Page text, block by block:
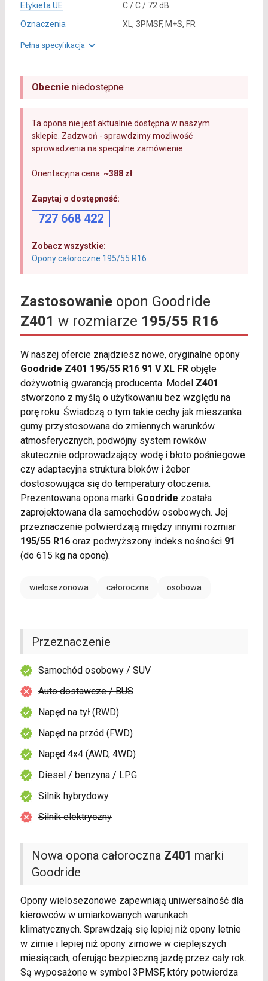
Etykieta UE
C / C / 72 dB
Oznaczenia
XL, 3PMSF, M+S, FR
Pełna specyfikacja
Obecnie niedostępne
Ta opona nie jest aktualnie dostępna w naszym
sklepie. Zadzwoń - sprawdzimy możliwość
sprowadzenia na specjalne zamówienie.
Orientacyjna cena: ~388 zł
Zapytaj o dostępność:
727 668 422
Zobacz wszystkie:
Opony całoroczne 195/55 R16
Zastosowanieopon Goodride
Z401 w rozmiarze 195/55 R16
W naszej ofercie znajdziesz nowe, oryginalne opony
Goodride Z401 195/55 R16 91 V XL FRobjęte
dożywotnią gwarancją producenta. Model Z401
stworzono z myślą o użytkowaniu bez względu na
porę roku. Świadczą o tym takie cechy jak mieszanka
gumy przystosowana do zmiennych warunków
atmosferycznych, podwójny system rowków
skutecznie odprowadzający wodę i błoto pośniegowe
czy adaptacyjna struktura bloków i żeber
dostosowująca się do temperatury otoczenia.
Prezentowana opona marki Goodride została
zaprojektowana dla samochodów osobowych. Jej
przeznaczenie potwierdzają między innymi rozmiar
195/55 R16oraz podwyższony indeks nośności 91
(do 615 kg na oponę).
wielosezonowa całoroczna osobowa
Nowa opona całoroczna Z401 marki
Goodride
Opony wielosezonowe zapewniają uniwersalność dla
kierowców w umiarkowanych warunkach
klimatycznych. Sprawdzają się lepiej niż opony letnie
w zimie i lepiej niż opony zimowe w cieplejszych
miesiącach, oferując bezpieczną jazdę przez cały rok.
Są wyposażone w symbol 3PMSF, który potwierdza
Przeznaczenie
Samochód osobowy / SUV
Auto dostawcze / BUS
Napęd na tył (RWD)
Napęd na przód (FWD)
Napęd 4x4 (AWD, 4WD)
Diesel / benzyna / LPG
Silnik hybrydowy
Silnik elektryczny